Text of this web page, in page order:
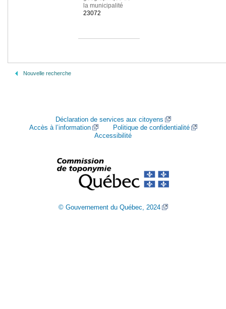
la municipalité
23072
Nouvelle recherche
Déclaration de services aux citoyens
Accès à l’information
Politique de confidentialité
Accessibilité
© Gouvernement du Québec, 2024